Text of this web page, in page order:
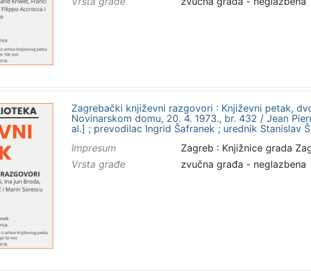
Zagrebački književni razgovori : Književni petak,
Novinarskom domu, 20. 4. 1973., br. 432 / Jean
al.] ; prevodilac Ingrid Šafranek ; urednik Stanislav
Impresum
Zagreb : Knjižnice grada
Vrsta građe
zvučna građa - neglazbena